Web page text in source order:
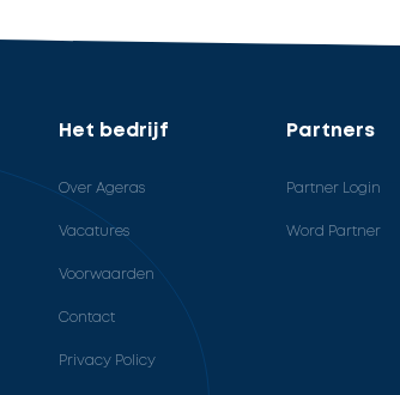
Het bedrijf
Over Ageras
Vacatures
Voorwaarden
Contact
Privacy Policy
Partners
Partner Login
Word Partner